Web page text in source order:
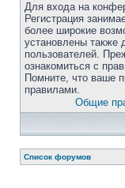
Для входа на
Регистрация
более широкие
установлены также
пользователей.
ознакомиться с
Помните, что ваше
правилами.
Общие
Список форумов